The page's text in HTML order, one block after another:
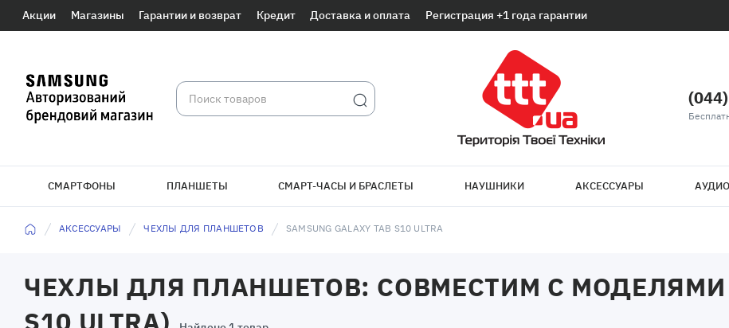
Акции Магазины Гарантии и возврат Кредит Доставка и оплата Регистрация +1 года гарантии
СМАРТФОНЫ ПЛАНШЕТЫ СМАРТ-ЧАСЫ И БРАСЛЕТЫ НАУШНИКИ АКСЕССУАРЫ
АКСЕССУАРЫ ЧЕХЛЫ ДЛЯ ПЛАНШЕТОВ SAMSUNG GALAXY TAB S10 ULTRA
ЧЕХЛЫ ДЛЯ ПЛАНШЕТОВ: СОВМЕСТИМ С МОДЕЛЯМИ